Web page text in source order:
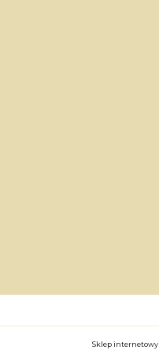
Sklep internetowy